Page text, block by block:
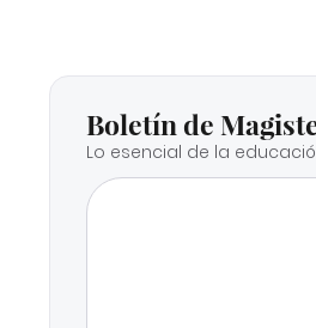
Boletín de
Lo esencial de la